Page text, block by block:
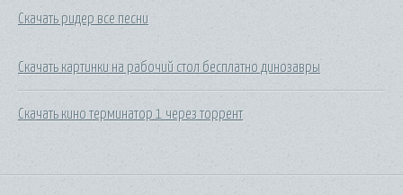
Скачать ридер все песни
Скачать картинки на рабочий стол бесплатно динозавры
Скачать кино терминатор 1 через торрент